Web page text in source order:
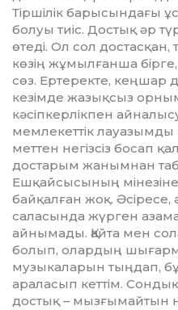
Тіршілік барысындағы
болуы тиіс. Достық әр
өтеді. Ол сол
көзің жұмылғанша
сөз. Ертеректе,
кезімде жазықсыз
кәсіпкерлікпен
мем­ле­­кеттік
меттен негізсіз босап
достарым жанымнан
Ешқайсысының
байқалған жоқ.
саласында жүрген
айнымады. Қайта мен
болып, олардың
музыкаларын тыңдап,
араласып кеттім.
достық – мызғымайтын